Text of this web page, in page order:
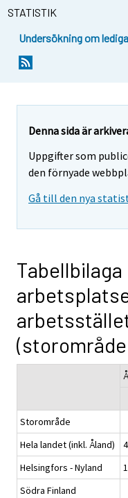
STATISTIK
Undersökning om
Denna sida är
Uppgifter som
den förnyade
Gå till den nya
Storområde
Hela landet (inkl. Åland)
Helsingfors - Nyland
Södra Finland